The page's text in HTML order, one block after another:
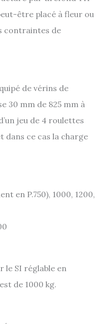
être placé à fleur ou
contraintes de
de vérins de
30 mm de 825 mm à
jeu de 4 roulettes
dans ce cas la charge
en P.750), 1000, 1200,
le SI réglable en
de 1000 kg.